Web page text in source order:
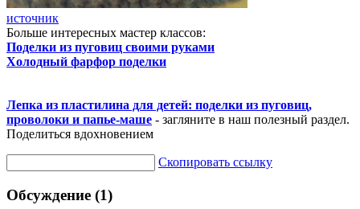
источник
Больше интересных мастер классов:
Поделки из пуговиц своими руками
Холодный фарфор поделки
Лепка из пластилина для детей: поделки из пуговиц,
проволоки и папье-маше - загляните в наш полезный раздел.
Поделиться вдохновением
Скопировать ссылку
Обсуждение (1)